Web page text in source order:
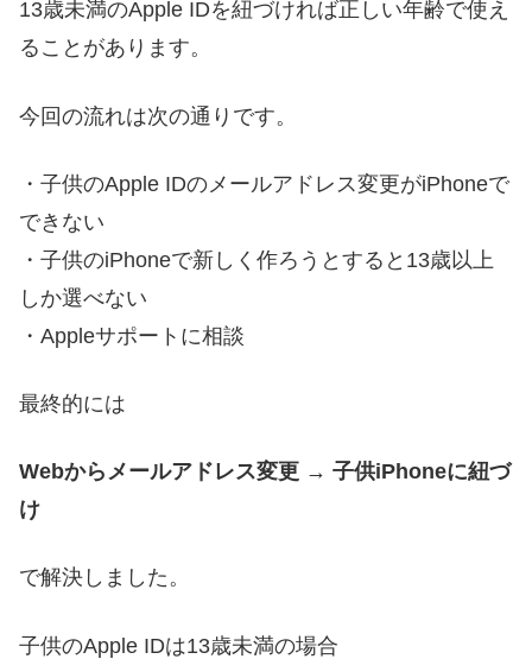
13歳未満のApple IDを紐づければ正しい年齢で使え
ることがあります。
今回の流れは次の通りです。
・子供のApple IDのメールアドレス変更がiPhoneで
できない
・子供のiPhoneで新しく作ろうとすると13歳以上
しか選べない
・Appleサポートに相談
最終的には
Webからメールアドレス変更 → 子供iPhoneに紐づ
け
で解決しました。
子供のApple IDは13歳未満の場合